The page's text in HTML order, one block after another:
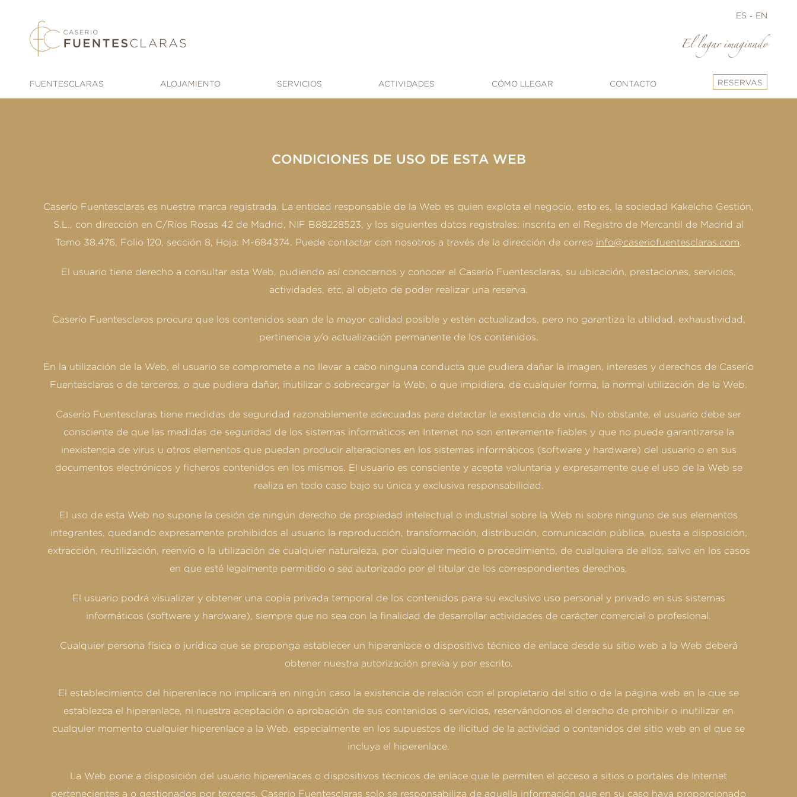
contenido
ES EN
El lugar imaginado
FUENTESCLARAS ALOJAMIENTO SERVICIOS ACTIVIDADES CÓMO LLEGAR CONTACTO RESERVAS
CONDICIONES DE USO DE ESTA WEB
Caserío Fuentesclaras es nuestra marca registrada. La entidad responsable de la Web es quien explota el negocio, esto es, la sociedad Kakelcho Gestión,
S.L., con dirección en C/Ríos Rosas 42 de Madrid, NIF B88228523, y los siguientes datos registrales: inscrita en el Registro de Mercantil de Madrid al
Tomo 38.476, Folio 120, sección 8, Hoja: M-684374. Puede contactar con nosotros a través de la dirección de correo info@caseriofuentesclaras.com.
El usuario tiene derecho a consultar esta Web, pudiendo así conocernos y conocer el Caserío Fuentesclaras, su ubicación, prestaciones, servicios,
actividades, etc, al objeto de poder realizar una reserva.
Caserío Fuentesclaras procura que los contenidos sean de la mayor calidad posible y estén actualizados, pero no garantiza la utilidad, exhaustividad,
pertinencia y/o actualización permanente de los contenidos.
En la utilización de la Web, el usuario se compromete a no llevar a cabo ninguna conducta que pudiera dañar la imagen, intereses y derechos de Caserío
Fuentesclaras o de terceros, o que pudiera dañar, inutilizar o sobrecargar la Web, o que impidiera, de cualquier forma, la normal utilización de la Web.
Caserío Fuentesclaras tiene medidas de seguridad razonablemente adecuadas para detectar la existencia de virus. No obstante, el usuario debe ser
consciente de que las medidas de seguridad de los sistemas informáticos en Internet no son enteramente fiables y que no puede garantizarse la
inexistencia de virus u otros elementos que puedan producir alteraciones en los sistemas informáticos (software y hardware) del usuario o en sus
documentos electrónicos y ficheros contenidos en los mismos. El usuario es consciente y acepta voluntaria y expresamente que el uso de la Web se
realiza en todo caso bajo su única y exclusiva responsabilidad.
El uso de esta Web no supone la cesión de ningún derecho de propiedad intelectual o industrial sobre la Web ni sobre ninguno de sus elementos
integrantes, quedando expresamente prohibidos al usuario la reproducción, transformación, distribución, comunicación pública, puesta a disposición,
extracción, reutilización, reenvío o la utilización de cualquier naturaleza, por cualquier medio o procedimiento, de cualquiera de ellos, salvo en los casos
en que esté legalmente permitido o sea autorizado por el titular de los correspondientes derechos.
El usuario podrá visualizar y obtener una copia privada temporal de los contenidos para su exclusivo uso personal y privado en sus sistemas
informáticos (software y hardware), siempre que no sea con la finalidad de desarrollar actividades de carácter comercial o profesional.
Cualquier persona física o jurídica que se proponga establecer un hiperenlace o dispositivo técnico de enlace desde su sitio web a la Web deberá
obtener nuestra autorización previa y por escrito.
El establecimiento del hiperenlace no implicará en ningún caso la existencia de relación con el propietario del sitio o de la página web en la que se
establezca el hiperenlace, ni nuestra aceptación o aprobación de sus contenidos o servicios, reservándonos el derecho de prohibir o inutilizar en
cualquier momento cualquier hiperenlace a la Web, especialmente en los supuestos de ilicitud de la actividad o contenidos del sitio web en el que se
incluya el hiperenlace.
La Web pone a disposición del usuario hiperenlaces o dispositivos técnicos de enlace que le permiten el acceso a sitios o portales de Internet
pertenecientes a o gestionados por terceros. Caserío Fuentesclaras solo se responsabiliza de aquella información que en su caso haya proporcionado